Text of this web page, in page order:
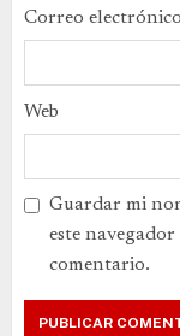
Correo electrónico
Web
Guardar mi
este
comentario.